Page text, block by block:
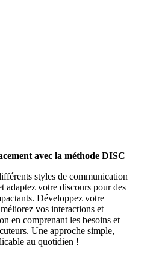
avec la méthode DISC
styles de communication
adaptez votre discours pour des
Développez votre
vos interactions et
en comprenant les besoins et
Une approche simple,
au quotidien !